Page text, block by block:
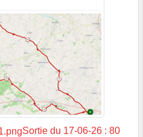
Sortie du 17-06-26 : 80